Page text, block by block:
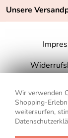
Wir verwenden
Shopping-
weitersurfen,
Neu
Unsere
** Für Lieferungen